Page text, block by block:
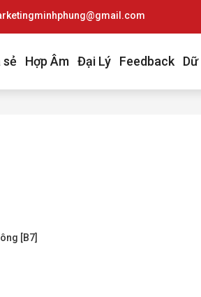
sẻ Hợp Âm Đại Lý Feedback
[B7]